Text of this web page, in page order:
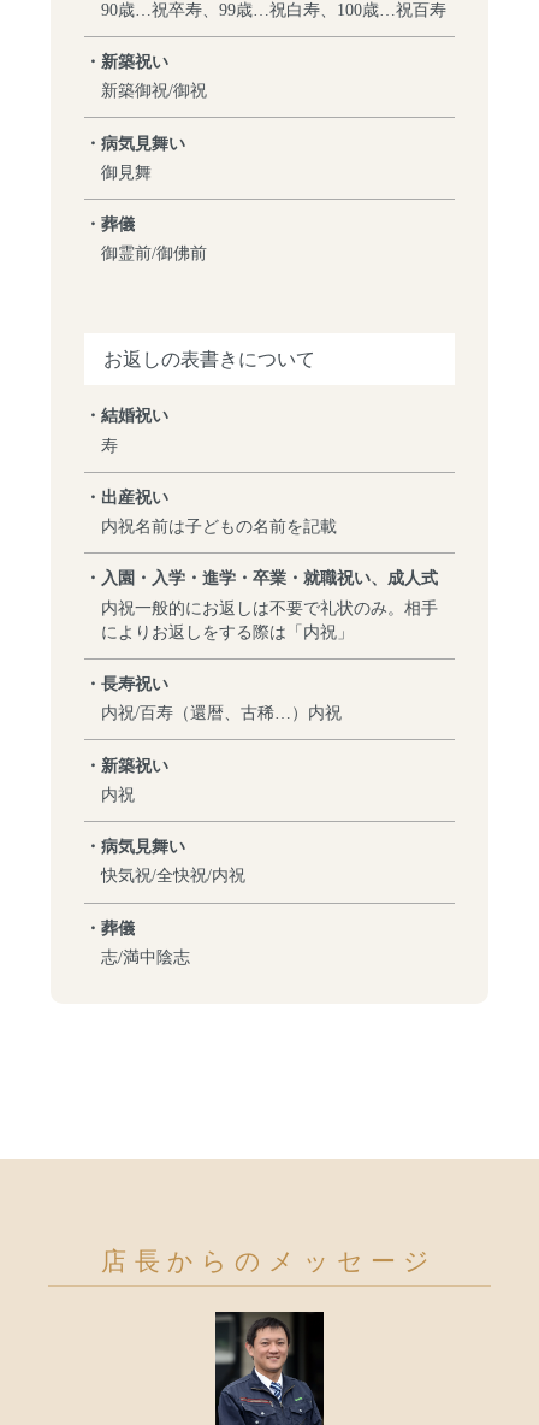
90歳…祝卒寿、99歳…祝白寿、100歳…祝百寿
・新築祝い
新築御祝/御祝
・病気見舞い
御見舞
・葬儀
御霊前/御佛前
お返しの表書きについて
・結婚祝い
寿
・出産祝い
内祝名前は子どもの名前を記載
・入園・入学・進学・卒業・就職祝い、成人式
内祝一般的にお返しは不要で礼状のみ。相手
によりお返しをする際は「内祝」
・長寿祝い
内祝/百寿（還暦、古稀…）内祝
・新築祝い
内祝
・病気見舞い
快気祝/全快祝/内祝
・葬儀
志/満中陰志
店長からのメッセージ